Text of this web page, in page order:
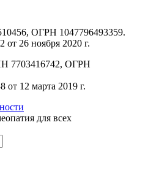
ОГРН 1047796493359.
26 ноября 2020 г.
7703416742, ОГРН
12 марта 2019 г.
для всех